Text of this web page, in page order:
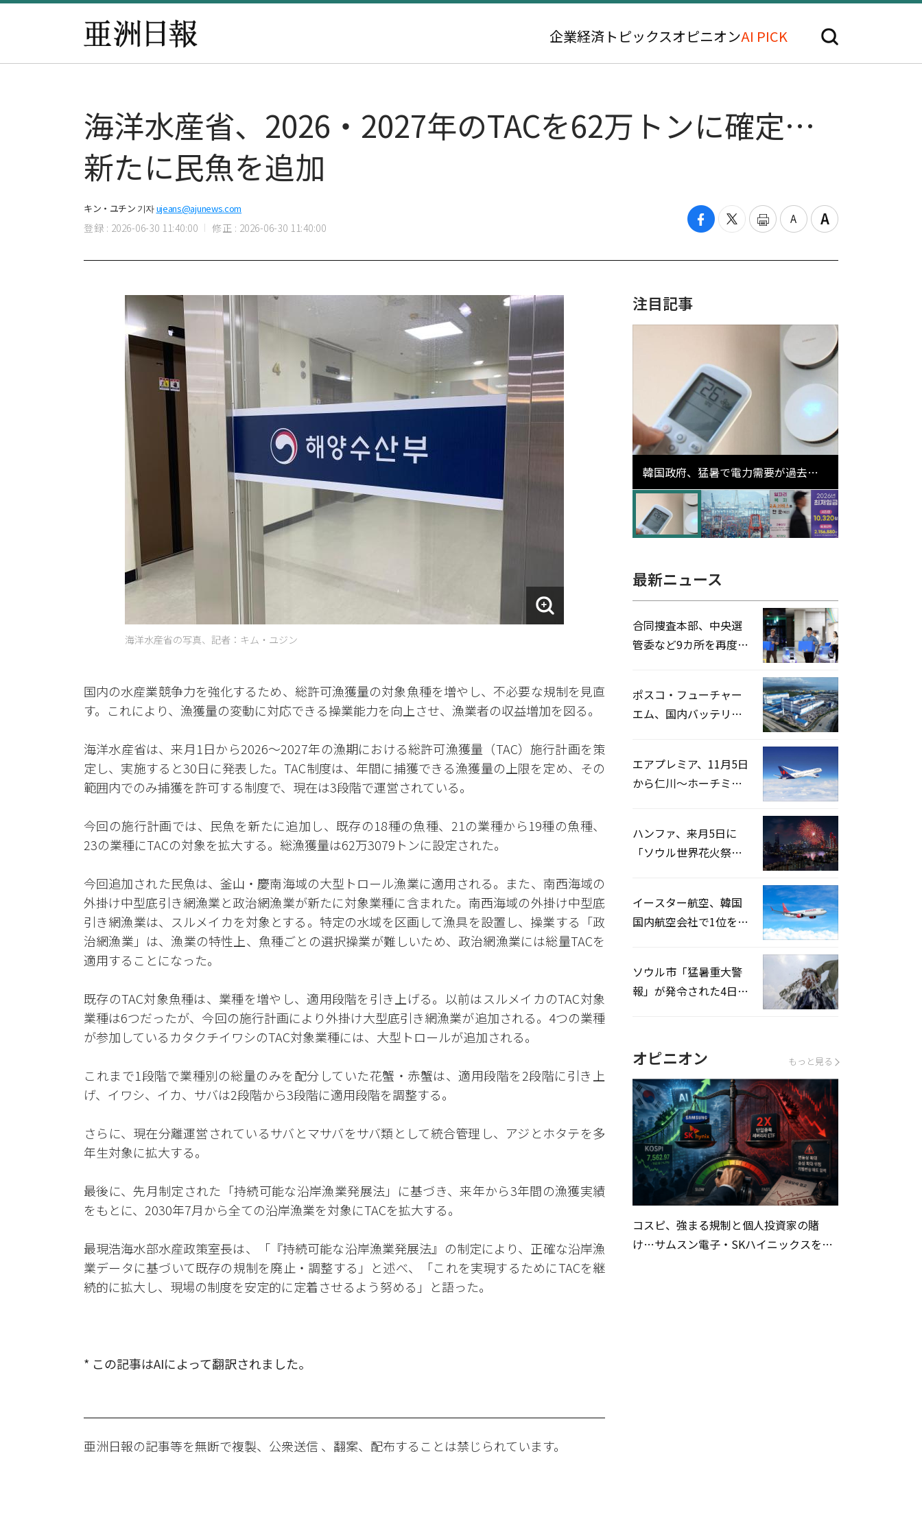
企業経済 トピックスオピニオンAI PICK
海洋水産省、2026・2027年のTACを62万トンに確定…
新たに民魚を追加
キン・ユチン 기자ujeans@ajunews.com
登録 : 2026-06-30 11:40:00 修正 : 2026-06-30 11:40:00
海洋水産省の写真、記者：キム・ユジン
国内の水産業競争力を強化するため、総許可漁獲量の対象魚種を増やし、不必要な規制を見直
す。これにより、漁獲量の変動に対応できる操業能力を向上させ、漁業者の収益増加を図る。
海洋水産省は、来月1日から2026～2027年の漁期における総許可漁獲量（TAC）施行計画を策
定し、実施すると30日に発表した。TAC制度は、年間に捕獲できる漁獲量の上限を定め、その
範囲内でのみ捕獲を許可する制度で、現在は3段階で運営されている。
今回の施行計画では、民魚を新たに追加し、既存の18種の魚種、21の業種から19種の魚種、
23の業種にTACの対象を拡大する。総漁獲量は62万3079トンに設定された。
今回追加された民魚は、釜山・慶南海域の大型トロール漁業に適用される。また、南西海域の
外掛け中型底引き網漁業と政治網漁業が新たに対象業種に含まれた。南西海域の外掛け中型底
引き網漁業は、スルメイカを対象とする。特定の水域を区画して漁具を設置し、操業する「政
治網漁業」は、漁業の特性上、魚種ごとの選択操業が難しいため、政治網漁業には総量TACを
適用することになった。
既存のTAC対象魚種は、業種を増やし、適用段階を引き上げる。以前はスルメイカのTAC対象
業種は6つだったが、今回の施行計画により外掛け大型底引き網漁業が追加される。4つの業種
が参加しているカタクチイワシのTAC対象業種には、大型トロールが追加される。
これまで1段階で業種別の総量のみを配分していた花蟹・赤蟹は、適用段階を2段階に引き上
げ、イワシ、イカ、サバは2段階から3段階に適用段階を調整する。
さらに、現在分離運営されているサバとマサバをサバ類として統合管理し、アジとホタテを多
年生対象に拡大する。
最後に、先月制定された「持続可能な沿岸漁業発展法」に基づき、来年から3年間の漁獲実績
をもとに、2030年7月から全ての沿岸漁業を対象にTACを拡大する。
最現浩海水部水産政策室長は、「『持続可能な沿岸漁業発展法』の制定により、正確な沿岸漁
業データに基づいて既存の規制を廃止・調整する」と述べ、「これを実現するためにTACを継
続的に拡大し、現場の制度を安定的に定着させるよう努める」と語った。
* この記事はAIによって翻訳されました。
亜洲日報の記事等を無断で複製、公衆送信 、翻案、配布することは禁じられています。
注目記事
韓国政府、猛暑で電力需要が過去最
高更新の可能性に需給対応体制を点
検
最新ニュース
合同捜査本部、中央選
管委など9カ所を再度家
ポスコ・フューチャー
エム、国内バッテリー
エアプレミア、11月5日
から仁川〜ホーチミン
ハンファ、来月5日に
「ソウル世界花火祭り
イースター航空、韓国
国内航空会社で1位を記
ソウル市「猛暑重大警
報」が発令された4日、
オピニオン もっと見る
コスピ、強まる規制と個人投資家の賭
け…サムスン電子・SKハイニックスを巡